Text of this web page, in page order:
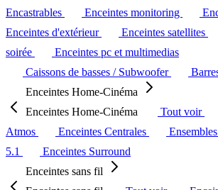
Encastrables
Enceintes monitoring
Enceintes d'extérieur
Enceintes satellites
soirée
Enceintes pc et multimedias
Caissons de basses / Subwoofer
Enceintes Home-Cinéma
Enceintes Home-Cinéma
Tout voir
Atmos
Enceintes Centrales
5.1
Enceintes Surround
Enceintes sans fil